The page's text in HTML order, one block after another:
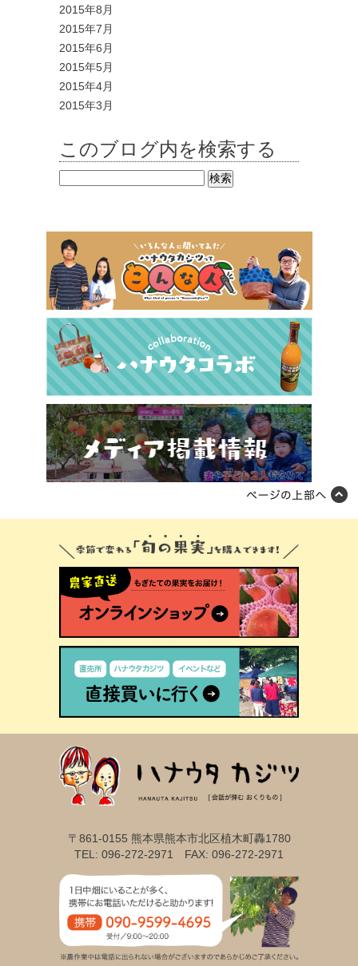
2015年8月
2015年7月
2015年6月
2015年5月
2015年4月
2015年3月
このブログ内を検索する
〒861-0155 熊本県熊本市北区植木町轟1780
TEL: 096-272-2971 FAX: 096-272-2971